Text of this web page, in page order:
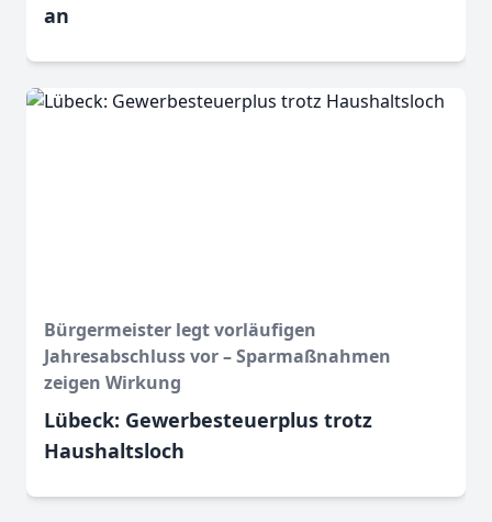
an
Bürgermeister legt vorläufigen
Jahresabschluss vor – Sparmaßnahmen
zeigen Wirkung
Lübeck: Gewerbesteuerplus trotz
Haushaltsloch